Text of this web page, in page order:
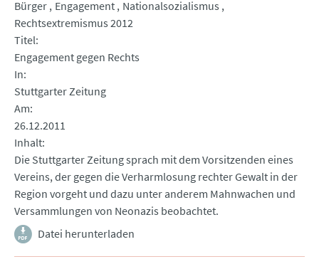
Bürger Engagement Nationalsozialismus
Rechtsextremismus 2012
Titel
Engagement gegen Rechts
In
Stuttgarter Zeitung
Am
26.12.2011
Inhalt
Die Stuttgarter Zeitung sprach mit dem Vorsitzenden eines
Vereins, der gegen die Verharmlosung rechter Gewalt in der
Region vorgeht und dazu unter anderem Mahnwachen und
Versammlungen von Neonazis beobachtet.
Datei herunterladen